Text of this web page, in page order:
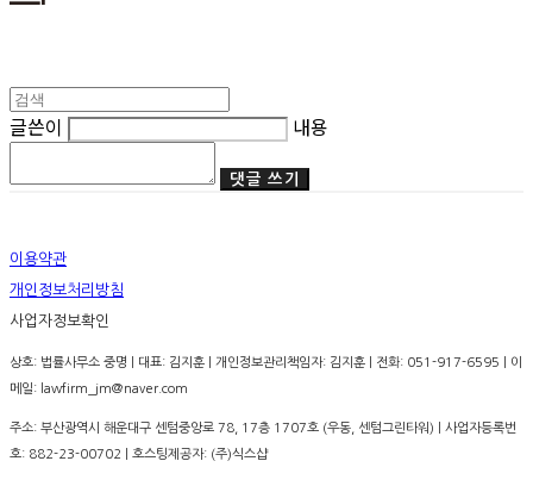
글쓴이 내용
댓글 쓰기
이용약관
개인정보처리방침
사업자정보확인
상호: 법률사무소 중명 | 대표: 김지훈 | 개인정보관리책임자: 김지훈 | 전화: 051-917-6595 | 이
메일: lawfirm_jm@naver.com
주소: 부산광역시 해운대구 센텀중앙로 78, 17층 1707호 (우동, 센텀그린타워) | 사업자등록번
호: 882-23-00702 | 호스팅제공자: (주)식스샵